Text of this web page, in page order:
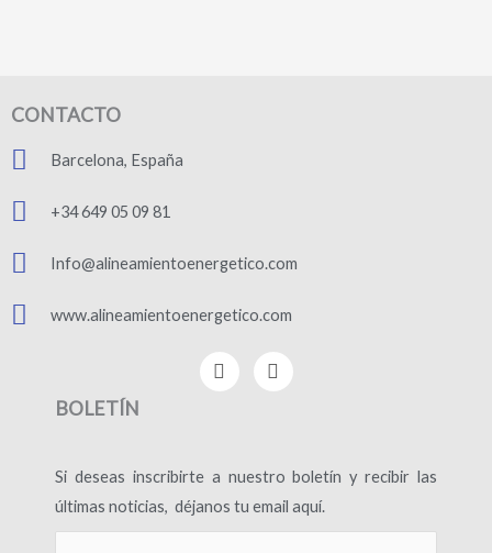
CONTACTO
Barcelona, España
+34 649 05 09 81
Info@alineamientoenergetico.com
www.alineamientoenergetico.com
F
a
o
k
-
f
I
n
r
a
m
BOLETÍN
Si deseas inscribirte a nuestro boletín y recibir las
últimas noticias, déjanos tu email aquí.